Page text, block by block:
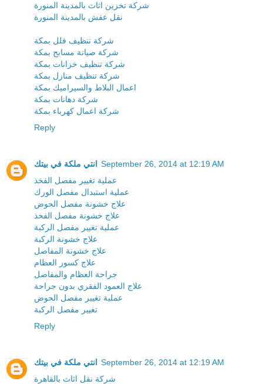
شركة تخزين اثاث بالمدينة المنورة
نقل عفش بالمدينة المنورة
شركة تنظيف فلل بمكة
شركة صيانة مسابح بمكة
شركة تنظيف خزانات بمكة
شركة تنظيف منازل بمكة
اعمال البلاط والسيراميك بمكة
شركة دهانات بمكة
شركة اعمال كهرباء بمكة
Reply
انتي ملكة في بيتك
September 26, 2014 at 12:19 AM
عملية تغيير مفصل الفخذ
عملية استبدال مفصل الورك
علاج خشونة مفصل الحوض
علاج خشونة مفصل الفخذ
عملية تغيير مفصل الركبة
علاج خشونة الركبة
علاج خشونة المفاصل
علاج كسور العظام
جراحة العظام والمفاصل
علاج العمود الفقري بدون جراحة
عملية تغيير مفصل الحوض
تغيير مفصل الركبة
Reply
انتي ملكة في بيتك
September 26, 2014 at 12:19 AM
شركة نقل اثاث بالقاهرة